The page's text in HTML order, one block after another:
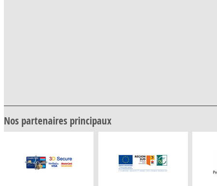
Nos partenaires principaux